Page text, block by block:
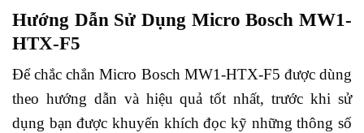
Hướng Dẫn Sử Dụng Micro Bosch MW1-
HTX-F5
Để chắc chắn Micro Bosch MW1-HTX-F5 được dùng
theo hướng dẫn và hiệu quả tốt nhất, trước khi sử
dụng bạn được khuyến khích đọc kỹ những thông số